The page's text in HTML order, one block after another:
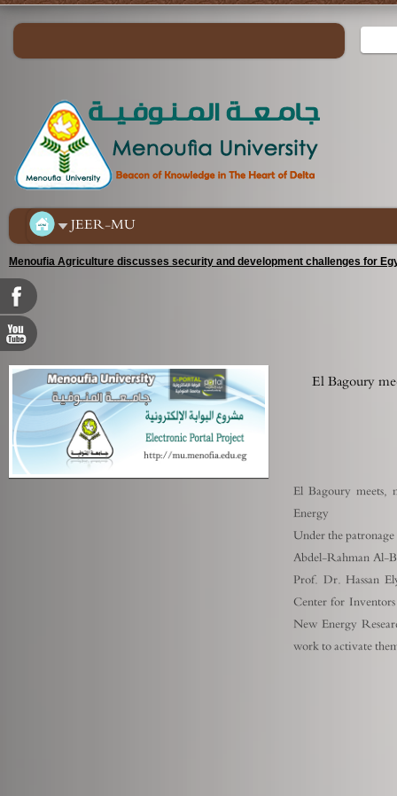
JEER-MU
Menoufia Agriculture discusses security and development challenges for
El Bagoury
El Bagoury meets,
Energy
Under the
Abdel-Rahman Al-
Prof. Dr. Hassan
Center for
New Energy
work to activate